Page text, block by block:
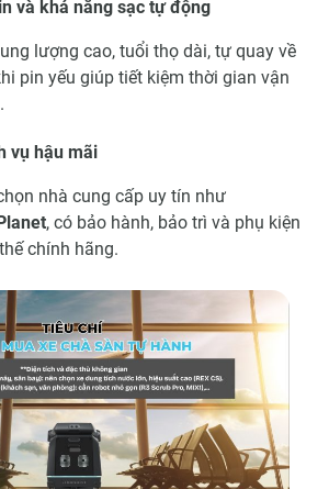
và khả năng sạc tự động
lượng cao, tuổi thọ dài, tự quay về
pin yếu giúp tiết kiệm thời gian vận
vụ hậu mãi
nhà cung cấp uy tín như
, có bảo hành, bảo trì và phụ kiện
chính hãng.